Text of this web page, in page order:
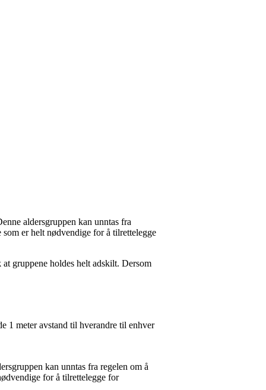
aldersgruppen kan unntas fra
er helt nødvendige for å tilrettelegge
gruppene holdes helt adskilt. Dersom
1 meter avstand til hverandre til enhver
kan unntas fra regelen om å
for å tilrettelegge for